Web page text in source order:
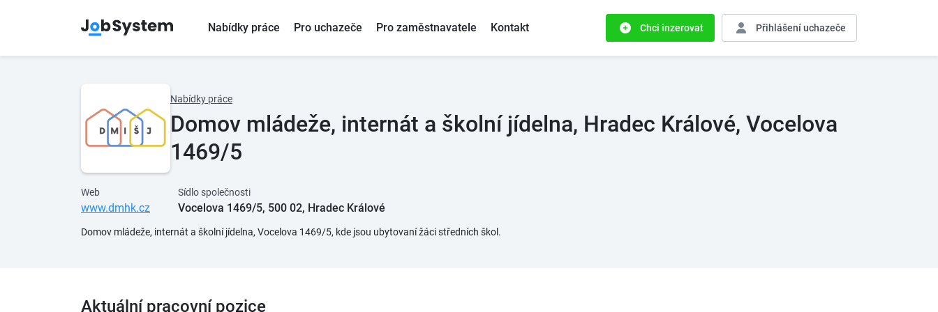
Nabídky práce Pro uchazeče Pro zaměstnavatele Kontakt Chci inzerovat Přihlášeníuchazeče
Nabídky práce
Domov mládeže, internát a školní jídelna, Hradec Králové, Vocelova
1469/5
Web
www.dmhk.cz
Sídlo společnosti
Vocelova 1469/5, 500 02, Hradec Králové
Domov mládeže, internát a školní jídelna, Vocelova 1469/5, kde jsou ubytovaní žáci středních škol.
Aktuální pracovní pozice